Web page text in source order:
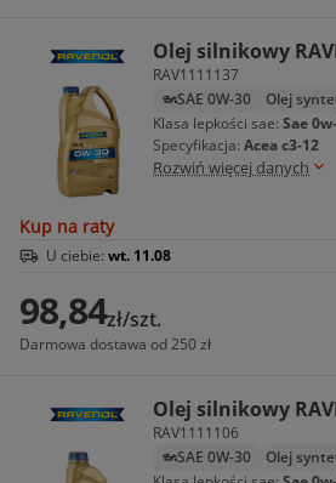
Olej silnikowy
RAV1111137
SAE 0W-30
Olej
Klasa lepkości sae: Sae
Specyfikacja: Acea c3-12
Rozwiń więcej danych
Kup na raty
U ciebie: wt. 11.08
98,84zł/szt.
Darmowa dostawa od 250 zł
Olej silnikowy
RAV1111106
SAE 0W-30
Olej